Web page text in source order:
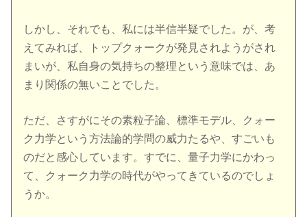
しかし、それでも、私には半信半疑でした。が、考
えてみれば、トップクォークが発見されようがされ
まいが、私自身の気持ちの整理という意味では、あ
まり関係の無いことでした。
ただ、さすがにその素粒子論、標準モデル、クォー
ク力学という方法論的学問の威力たるや、すごいも
のだと感心しています。すでに、量子力学にかわっ
て、クォーク力学の時代がやってきているのでしょ
うか。